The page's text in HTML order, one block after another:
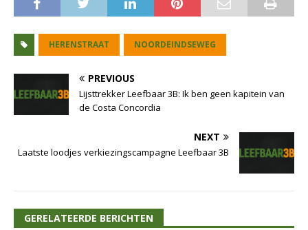
HERENSTRAAT NOORDEINDSEWEG
PREVIOUS
Lijsttrekker Leefbaar 3B: Ik ben geen kapitein van
de Costa Concordia
NEXT
Laatste loodjes verkiezingscampagne Leefbaar 3B
GERELATEERDE BERICHTEN